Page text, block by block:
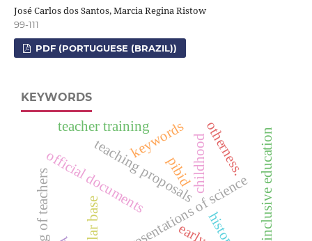
José Carlos dos Santos, Marcia Regina Ristow
99-111
PDF (PORTUGUESE (BRAZIL))
KEYWORDS
official documentsrepresentations of science
teaching proposalschildhood
early
keywords
teacher training
inclusive education
otherness.
pibid